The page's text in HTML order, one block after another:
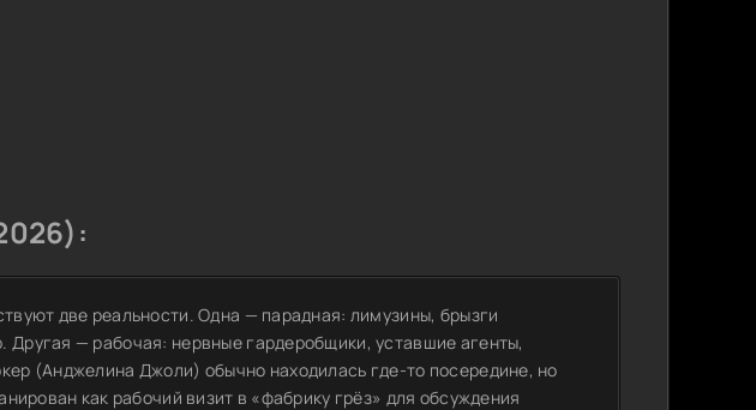
две реальности. Одна — парадная: лимузины, брызги
— рабочая: нервные гардеробщики, уставшие агенты,
(Анджелина Джоли) обычно находилась где-то посередине, но
как рабочий визит в «фабрику грёз» для обсуждения